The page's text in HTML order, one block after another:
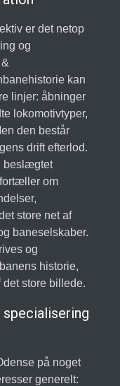
er det netop
og
kan
linjer: åbninger
lokomotivtyper,
den består
drift efterlod.
beslægtet
om
store net af
baneselskaber.
og
historie,
store billede.
på noget
generelt: